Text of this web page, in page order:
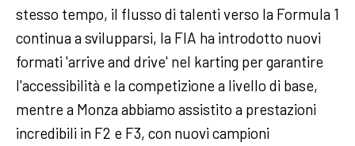
stesso tempo, il flusso di talenti verso la Formula 1
continua a svilupparsi, la FIA ha introdotto nuovi
formati 'arrive and drive' nel karting per garantire
l'accessibilità e la competizione a livello di base,
mentre a Monza abbiamo assistito a prestazioni
incredibili in F2 e F3, con nuovi campioni